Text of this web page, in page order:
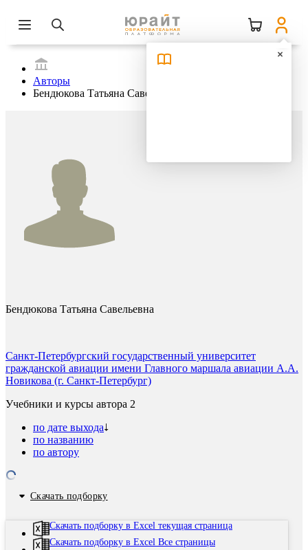
Авторы
Бендюкова Татьяна Савельевна
Бендюкова Татьяна Савельевна
Санкт-Петербургский государственный университет
гражданской авиации имени Главного маршала авиации А.А.
Новикова (г. Санкт-Петербург)
Учебники и курсы автора 2
по дате выхода
по названию
по автору
Скачать подборку
Скачать подборку в Excel текущая страница
Скачать подборку в Excel Все страницы